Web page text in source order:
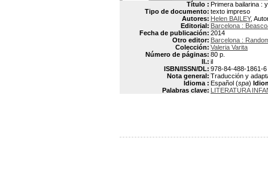
Título : Primera bailarina :
Tipo de documento: texto impreso
Autores: Helen BAILEY,
Editorial: Barcelona :
Fecha de publicación: 2014
Otro editor: Barcelona :
Colección: Valeria Varita
Número de páginas: 80 p.
Il.: il
ISBN/ISSN/DL: 978-84-488-1861-6
Nota general: Traducción y
Idioma : Español (spa)
Palabras clave: LITERATURA